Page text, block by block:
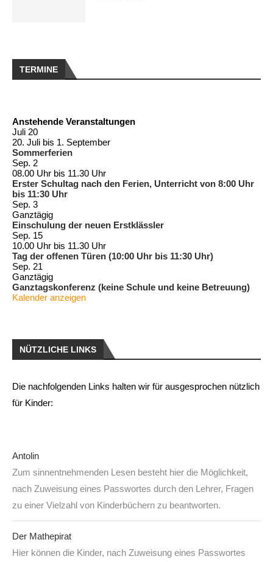
TERMINE
Anstehende Veranstaltungen
Juli 20
20. Juli bis 1. September
Sommerferien
Sep. 2
08.00 Uhr bis 11.30 Uhr
Erster Schultag nach den Ferien, Unterricht von 8:00 Uhr
bis 11:30 Uhr
Sep. 3
Ganztägig
Einschulung der neuen Erstklässler
Sep. 15
10.00 Uhr bis 11.30 Uhr
Tag der offenen Türen (10:00 Uhr bis 11:30 Uhr)
Sep. 21
Ganztägig
Ganztagskonferenz (keine Schule und keine Betreuung)
Kalender anzeigen
NÜTZLICHE LINKS
Die nachfolgenden Links halten wir für ausgesprochen nützlich
für Kinder:
Antolin
Zum sinnentnehmenden Lesen besteht hier die Möglichkeit,
nach Zuweisung eines Passwortes durch den Lehrer, Fragen
zu einer Vielzahl von Kinderbüchern zu beantworten.
Der Mathepirat
Hier können die Kinder, nach Zuweisung eines Passwortes